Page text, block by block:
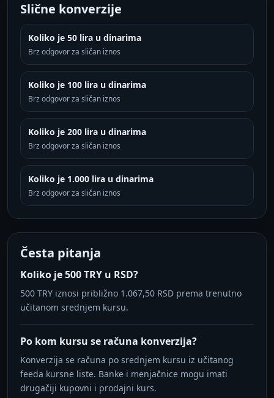
Slične konverzije
Koliko je 50 lira u dinarima
Brz odgovor za sličan iznos
Koliko je 100 lira u dinarima
Brz odgovor za sličan iznos
Koliko je 200 lira u dinarima
Brz odgovor za sličan iznos
Koliko je 1.000 lira u dinarima
Brz odgovor za sličan iznos
Česta pitanja
Koliko je 500 TRY u RSD?
500 TRY iznosi približno 1.067,50 RSD prema trenutno
učitanom srednjem kursu.
Po kom kursu se računa konverzija?
Konverzija se računa po srednjem kursu iz učitanog
feeda kursne liste. Banke i menjačnice mogu imati
drugačiji kupovni i prodajni kurs.